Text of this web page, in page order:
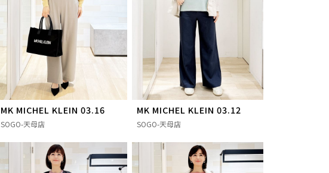
MK MICHEL KLEIN 03.16
SOGO-天母店
MK MICHEL KLEIN 03.12
SOGO-天母店